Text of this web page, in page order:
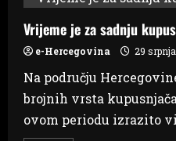
mijenja
Učenici
širom
BiH
uče
od
najboljih
Vrijeme je za sadnju
e-Hercegovina 29
Na području
brojnih vrsta
ovom periodu izrazito